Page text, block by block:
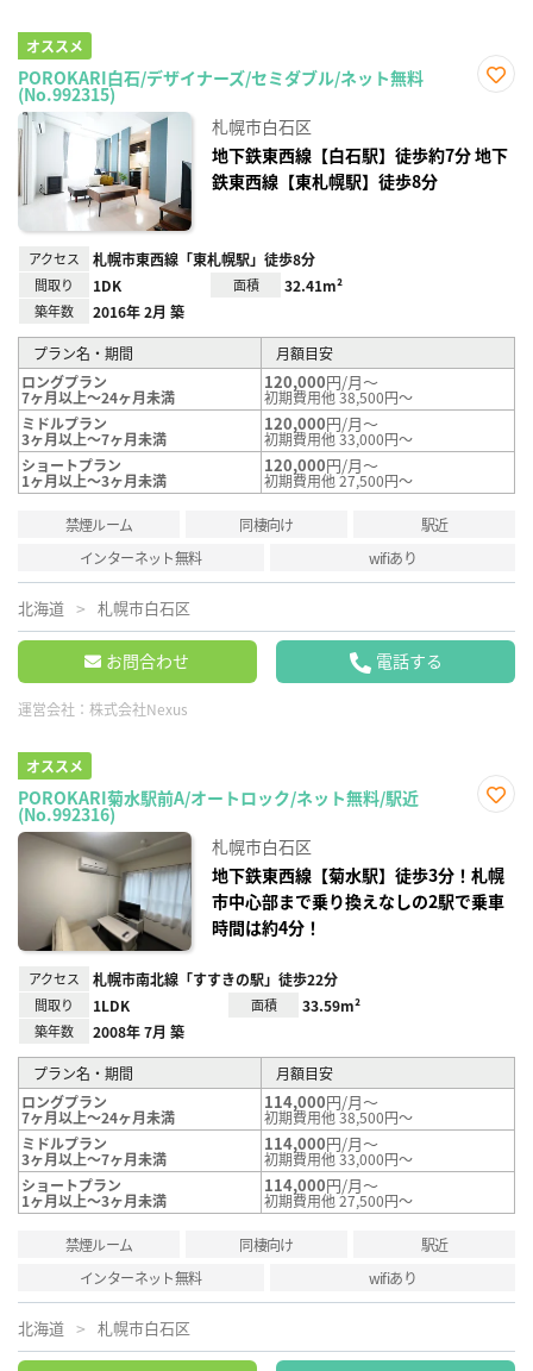
オススメ
POROKARI白石/デザイナーズ/セミダブル/ネット無料
(No.992315)
録
札幌市白石区
地下鉄東西線【白石駅】徒歩約7分 地下
鉄東西線【東札幌駅】徒歩8分
アクセス 札幌市東西線「東札幌駅」徒歩8分
間取り 1DK 面積 32.41m²
築年数 2016年 2月 築
プラン名・期間
月額目安
ロングプラン
7ヶ月以上～24ヶ月未満
120,000円/月～
初期費用他 38,500円～
ミドルプラン
3ヶ月以上～7ヶ月未満
120,000円/月～
初期費用他 33,000円～
ショートプラン
1ヶ月以上～3ヶ月未満
120,000円/月～
初期費用他 27,500円～
禁煙ルーム 同棲向け
駅近
インターネット無料
wifiあり
北海道 札幌市白石区
お問合わせ 電話する
運営会社： 株式会社Nexus
オススメ
POROKARI菊水駅前A/オートロック/ネット無料/駅近
(No.992316)
録
札幌市白石区
地下鉄東西線【菊水駅】徒歩3分！札幌
市中心部まで乗り換えなしの2駅で乗車
時間は約4分！
アクセス 札幌市南北線「すすきの駅」徒歩22分
間取り 1LDK 面積 33.59m²
築年数 2008年 7月 築
プラン名・期間
月額目安
ロングプラン
7ヶ月以上～24ヶ月未満
114,000円/月～
初期費用他 38,500円～
ミドルプラン
3ヶ月以上～7ヶ月未満
114,000円/月～
初期費用他 33,000円～
ショートプラン
1ヶ月以上～3ヶ月未満
114,000円/月～
初期費用他 27,500円～
禁煙ルーム 同棲向け
駅近
インターネット無料
wifiあり
北海道 札幌市白石区